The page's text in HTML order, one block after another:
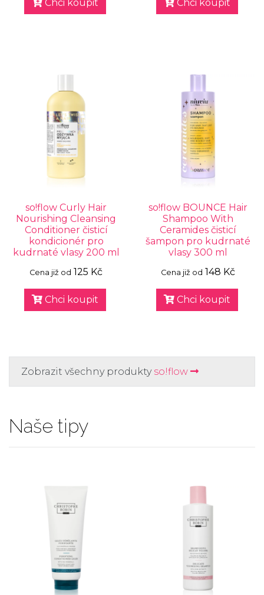
Chci koupit Chci koupit
so!flow Curly Hair
Nourishing Cleansing
Conditioner čisticí
kondicionér pro
kudrnaté vlasy 200 ml
Cena již od 125 Kč
Chci koupit
so!flow BOUNCE Hair
Shampoo With
Ceramides čisticí
šampon pro kudrnaté
vlasy 300 ml
Cena již od 148 Kč
Chci koupit
Zobrazit všechny produkty so!flow
Naše tipy